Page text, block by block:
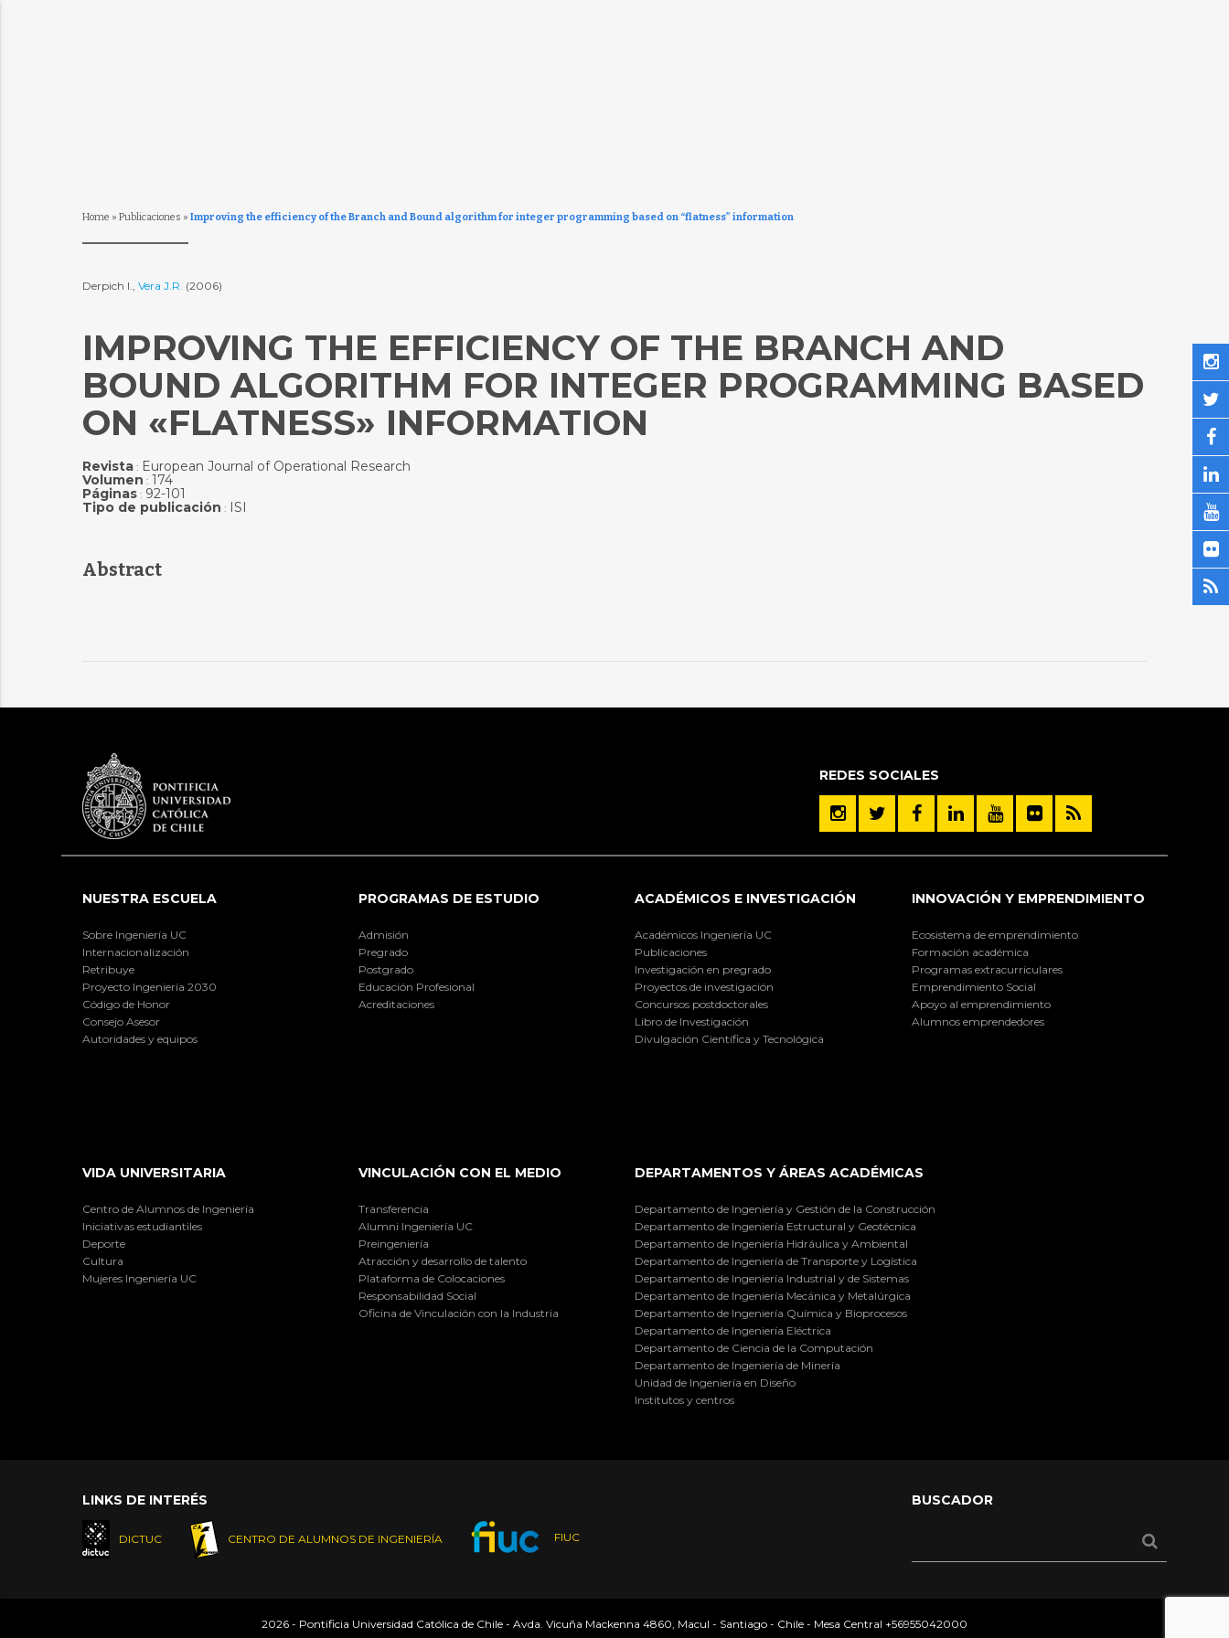
Home » Publicaciones » Improving the efficiency of the Branch and Bound algorithm for integer programming based on “flatness” information
Derpich I., Vera J.R. (2006)
IMPROVING THE EFFICIENCY OF THE BRANCH AND
BOUND ALGORITHM FOR INTEGER PROGRAMMING BASED
ON «FLATNESS» INFORMATION
Revista: European Journal of Operational Research
Volumen : 174
Páginas: 92-101
Tipo de publicación : ISI
Abstract
REDES SOCIALES
NUESTRA ESCUELA
Sobre Ingeniería UC
Internacionalización
Retribuye
Proyecto Ingeniería 2030
Código de Honor
Consejo Asesor
Autoridades y equipos
PROGRAMAS DE ESTUDIO
Admisión
Pregrado
Postgrado
Educación Profesional
Acreditaciones
ACADÉMICOS E INVESTIGACIÓN
Académicos Ingeniería UC
Publicaciones
Investigación en pregrado
Proyectos de investigación
Concursos postdoctorales
Libro de Investigación
Divulgación Científica y Tecnológica
INNOVACIÓN Y EMPRENDIMIENTO
Ecosistema de emprendimiento
Formación académica
Programas extracurriculares
Emprendimiento Social
Apoyo al emprendimiento
Alumnos emprendedores
VIDA UNIVERSITARIA
Centro de Alumnos de Ingeniería
Iniciativas estudiantiles
Deporte
Cultura
Mujeres Ingeniería UC
VINCULACIÓN CON EL MEDIO
Transferencia
Alumni Ingeniería UC
Preingeniería
Atracción y desarrollo de talento
Plataforma de Colocaciones
Responsabilidad Social
Oficina de Vinculación con la Industria
DEPARTAMENTOS Y ÁREAS ACADÉMICAS
Departamento de Ingeniería y Gestión de la Construcción
Departamento de Ingeniería Estructural y Geotécnica
Departamento de Ingeniería Hidráulica y Ambiental
Departamento de Ingeniería de Transporte y Logística
Departamento de Ingeniería Industrial y de Sistemas
Departamento de Ingeniería Mecánica y Metalúrgica
Departamento de Ingeniería Química y Bioprocesos
Departamento de Ingeniería Eléctrica
Departamento de Ciencia de la Computación
Departamento de Ingeniería de Minería
Unidad de Ingeniería en Diseño
Institutos y centros
LINKS DE INTERÉS
DICTUC CENTRO DE ALUMNOS DE INGENIERÍA FIUC
BUSCADOR
2026 - Pontificia Universidad Católica de Chile - Avda. Vicuña Mackenna 4860, Macul - Santiago - Chile - Mesa Central +56955042000